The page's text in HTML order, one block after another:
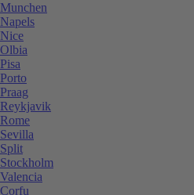
Munchen
Napels
Nice
Olbia
Pisa
Porto
Praag
Reykjavik
Rome
Sevilla
Split
Stockholm
Valencia
Corfu